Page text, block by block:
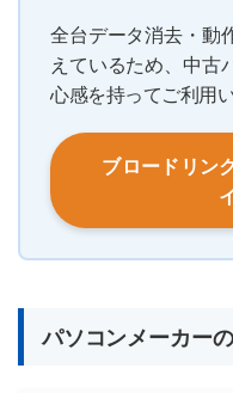
全台データ消去・動
えているため、中古
心感を持ってご利用
ブロードリン
パソコンメーカー